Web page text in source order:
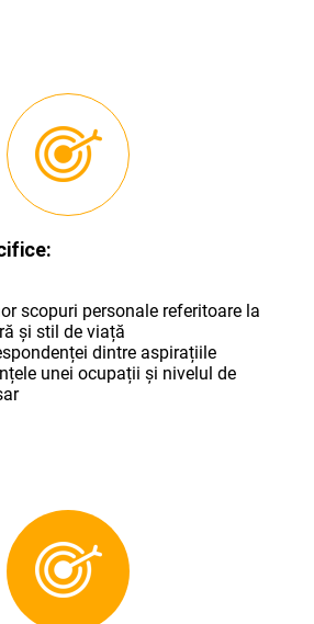
scopuri personale referitoare la
și stil de viață
dintre aspirațiile
unei ocupații și nivelul de